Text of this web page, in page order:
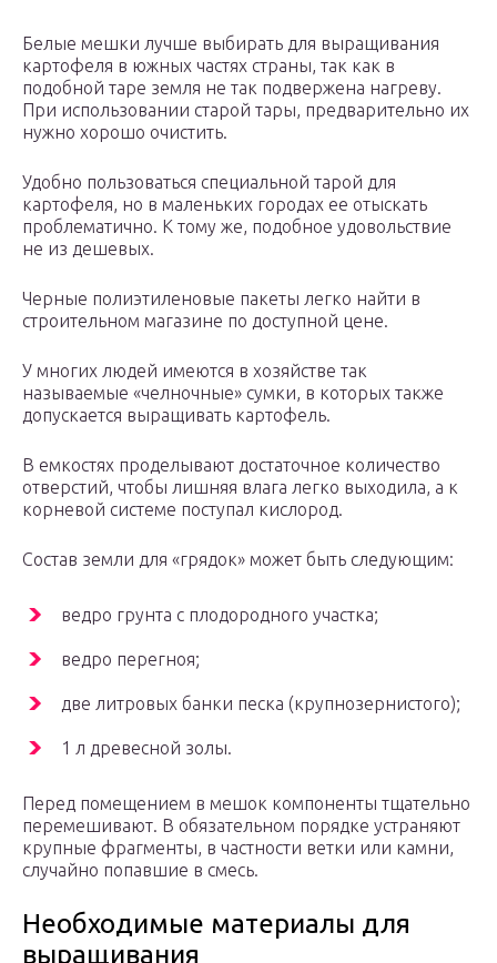
Белые мешки лучше выбирать для выращивания
картофеля в южных частях страны, так как в
подобной таре земля не так подвержена нагреву.
При использовании старой тары, предварительно их
нужно хорошо очистить.
Удобно пользоваться специальной тарой для
картофеля, но в маленьких городах ее отыскать
проблематично. К тому же, подобное удовольствие
не из дешевых.
Черные полиэтиленовые пакеты легко найти в
строительном магазине по доступной цене.
У многих людей имеются в хозяйстве так
называемые «челночные» сумки, в которых также
допускается выращивать картофель.
В емкостях проделывают достаточное количество
отверстий, чтобы лишняя влага легко выходила, а к
корневой системе поступал кислород.
Состав земли для «грядок» может быть следующим:
ведро грунта с плодородного участка;
ведро перегноя;
две литровых банки песка (крупнозернистого);
1 л древесной золы.
Перед помещением в мешок компоненты тщательно
перемешивают. В обязательном порядке устраняют
крупные фрагменты, в частности ветки или камни,
случайно попавшие в смесь.
Необходимые материалы для
выращивания